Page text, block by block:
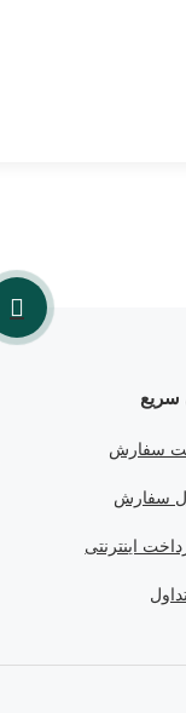
سفارش
سفارش
اینترنتی